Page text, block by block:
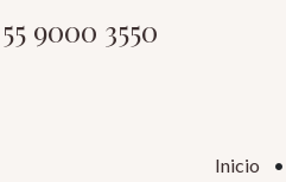
55 9000 3550
Inicio •